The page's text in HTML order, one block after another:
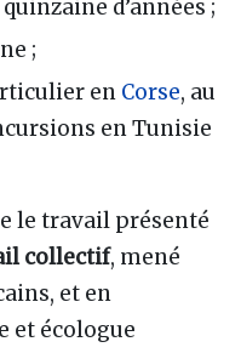
d’années ;
;
en Corse, au
en Tunisie
le travail présenté
collectif, mené
et en
et écologue